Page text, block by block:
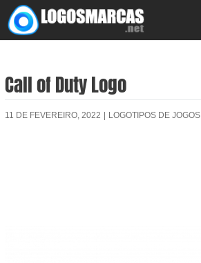
Skip
to
Call of Duty Logo
11 DE FEVEREIRO, 2022 LOGOTIPOS DE JOGOS